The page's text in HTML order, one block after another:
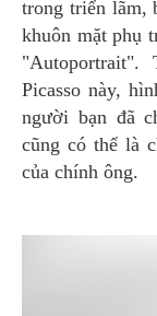
trong triển lãm,
khuôn mặt phụ
"Autoportrait".
Picasso này,
người bạn đã
cũng có thể là
của chính ông.